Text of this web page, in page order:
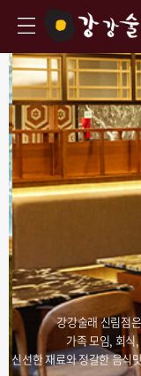
강강술래 신림점
가족 모임, 회식
신선한 재료와 정갈한 음식